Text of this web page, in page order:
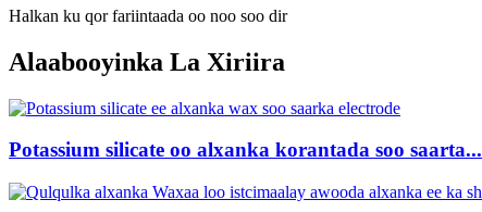
Halkan ku qor fariintaada oo noo soo dir
Alaabooyinka La Xiriira
Potassium silicate oo alxanka korantada soo saarta...